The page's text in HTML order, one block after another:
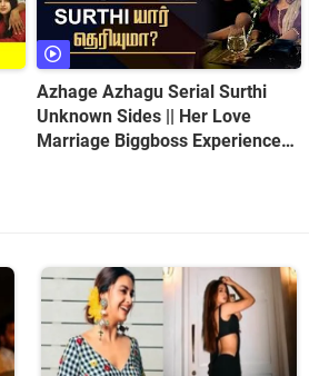
Azhage Azhagu Serial Surthi
Unknown Sides || Her Love
Marriage Biggboss Experience